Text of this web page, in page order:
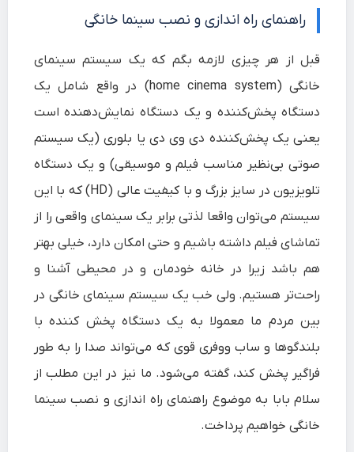
راهنمای راه اندازی و نصب سینما خانگی
قبل از هر چیزی لازمه بگم که یک سیستم سینمای
خانگی (home cinema system) در واقع شامل یک
دستگاه پخش‌کننده و یک دستگاه نمایش‌دهنده است
یعنی یک پخش‌کننده دی وی دی یا بلوری (یک سیستم
صوتی بی‌نظیر مناسب فیلم و موسیقی) و یک دستگاه
تلویزیون در سایز بزرگ و با کیفیت عالی (HD) که با این
سیستم می‌توان واقعا لذتی برابر یک سینمای واقعی را از
تماشای فیلم داشته باشیم و حتی امکان دارد، خیلی بهتر
هم باشد زیرا در خانه خودمان و در محیطی آشنا و
راحت‌تر هستیم. ولی خب یک سیستم سینمای خانگی در
بین مردم ما معمولا به یک دستگاه پخش کننده با
بلندگوها و ساب ووفری قوی که می‌تواند صدا را به طور
فراگیر پخش کند، گفته می‌شود. ما نیز در این مطلب از
سلام بابا به موضوع راهنمای راه اندازی و نصب سینما
خانگی خواهیم پرداخت.